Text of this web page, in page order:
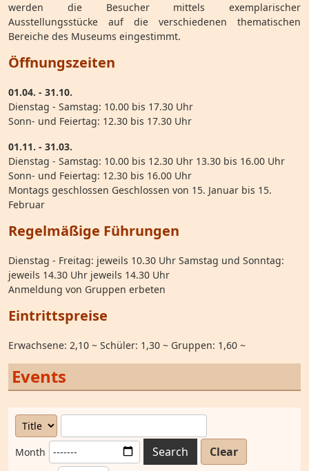
werden die Besucher mittels exemplarischer
Ausstellungsstücke auf die verschiedenen thematischen
Bereiche des Museums eingestimmt.
Öffnungszeiten
01.04. - 31.10.
Dienstag - Samstag: 10.00 bis 17.30 Uhr
Sonn- und Feiertag: 12.30 bis 17.30 Uhr
01.11. - 31.03.
Dienstag - Samstag: 10.00 bis 12.30 Uhr 13.30 bis 16.00 Uhr
Sonn- und Feiertag: 12.30 bis 16.00 Uhr
Montags geschlossen Geschlossen von 15. Januar bis 15.
Februar
Regelmäßige Führungen
Dienstag - Freitag: jeweils 10.30 Uhr Samstag und Sonntag:
jeweils 14.30 Uhr jeweils 14.30 Uhr
Anmeldung von Gruppen erbeten
Eintrittspreise
Erwachsene: 2,10 ~ Schüler: 1,30 ~ Gruppen: 1,60 ~
Events
Month Search Clear